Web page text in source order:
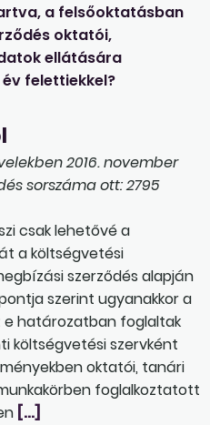
a felsőoktatásban
oktatói,
ellátására
felettiekkel?
2016. november
sorszáma ott: 2795
csak lehetővé a
a költségvetési
szerződés alapján
szerint ugyanakkor a
e határozatban foglaltak
költségvetési szervként
oktatói, tanári
foglalkoztatott
[…]